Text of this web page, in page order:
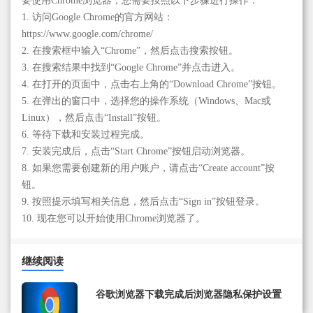
1. 访问Google Chrome的官方网站：
https://www.google.com/chrome/
2. 在搜索框中输入“Chrome”，然后点击搜索按钮。
3. 在搜索结果中找到“Google Chrome”并点击进入。
4. 在打开的页面中，点击右上角的“Download Chrome”按钮。
5. 在弹出的窗口中，选择您的操作系统（Windows、Mac或
Linux），然后点击“Install”按钮。
6. 等待下载和安装过程完成。
7. 安装完成后，点击“Start Chrome”按钮启动浏览器。
8. 如果您需要创建新的用户账户，请点击“Create account”按
钮。
9. 按照提示填写相关信息，然后点击“Sign in”按钮登录。
10. 现在您可以开始使用Chrome浏览器了。
继续阅读
谷歌浏览器下载完成后浏览器隐私保护设置